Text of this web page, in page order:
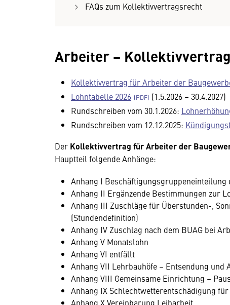
FAQs zum Kollektivvertragsrecht
Arbeiter − Kollektivvertrag
Kollektivvertrag für Arbeiter der
Lohntabelle 2026
(1.5.2026 – 30.4.2027)
Rundschreiben vom 30.1.2026:
Rundschreiben vom 12.12.2025:
Der Kollektivvertrag für Arbeiter der
Hauptteil folgende Anhänge:
Anhang I Beschäftigungsgruppeneinteilung
Anhang II Ergänzende Bestimmungen zur
Anhang III Zuschläge für Überstunden-,
(Stundendefinition)
Anhang IV Zuschlag nach dem BUAG bei
Anhang V Monatslohn
Anhang VI entfällt
Anhang VII Lehrbauhöfe – Entsendung und
Anhang VIII Gemeinsame Einrichtung –
Anhang IX Schlechtwetterentschädigung
Anhang X Vereinbarung Leiharbeit